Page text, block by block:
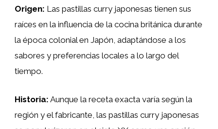
Origen: Las pastillas curry japonesas tienen sus
raíces en la influencia de la cocina británica durante
la época colonial en Japón, adaptándose a los
sabores y preferencias locales a lo largo del
tiempo.
Historia: Aunque la receta exacta varía según la
región y el fabricante, las pastillas curry japonesas